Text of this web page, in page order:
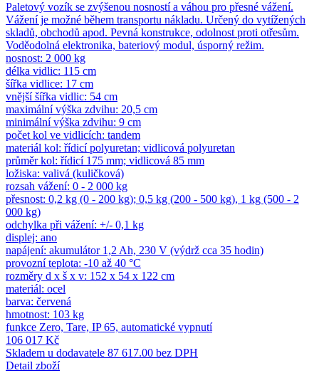
Paletový vozík se zvýšenou nosností a váhou pro přesné vážení.
Vážení je možné během transportu nákladu. Určený do vytížených
skladů, obchodů apod. Pevná konstrukce, odolnost proti otřesům.
Voděodolná elektronika, bateriový modul, úsporný režim.
nosnost: 2 000 kg
délka vidlic: 115 cm
šířka vidlice: 17 cm
vnější šířka vidlic: 54 cm
maximální výška zdvihu: 20,5 cm
minimální výška zdvihu: 9 cm
počet kol ve vidlicích: tandem
materiál kol: řídicí polyuretan; vidlicová polyuretan
průměr kol: řídicí 175 mm; vidlicová 85 mm
ložiska: valivá (kuličková)
rozsah vážení: 0 - 2 000 kg
přesnost: 0,2 kg (0 - 200 kg); 0,5 kg (200 - 500 kg), 1 kg (500 - 2
000 kg)
odchylka při vážení: +/- 0,1 kg
displej: ano
napájení: akumulátor 1,2 Ah, 230 V (výdrž cca 35 hodin)
provozní teplota: -10 až 40 °C
rozměry d x š x v: 152 x 54 x 122 cm
materiál: ocel
barva: červená
hmotnost: 103 kg
funkce Zero, Tare, IP 65, automatické vypnutí
106 017 Kč
Skladem u dodavatele 87 617.00 bez DPH
Detail zboží